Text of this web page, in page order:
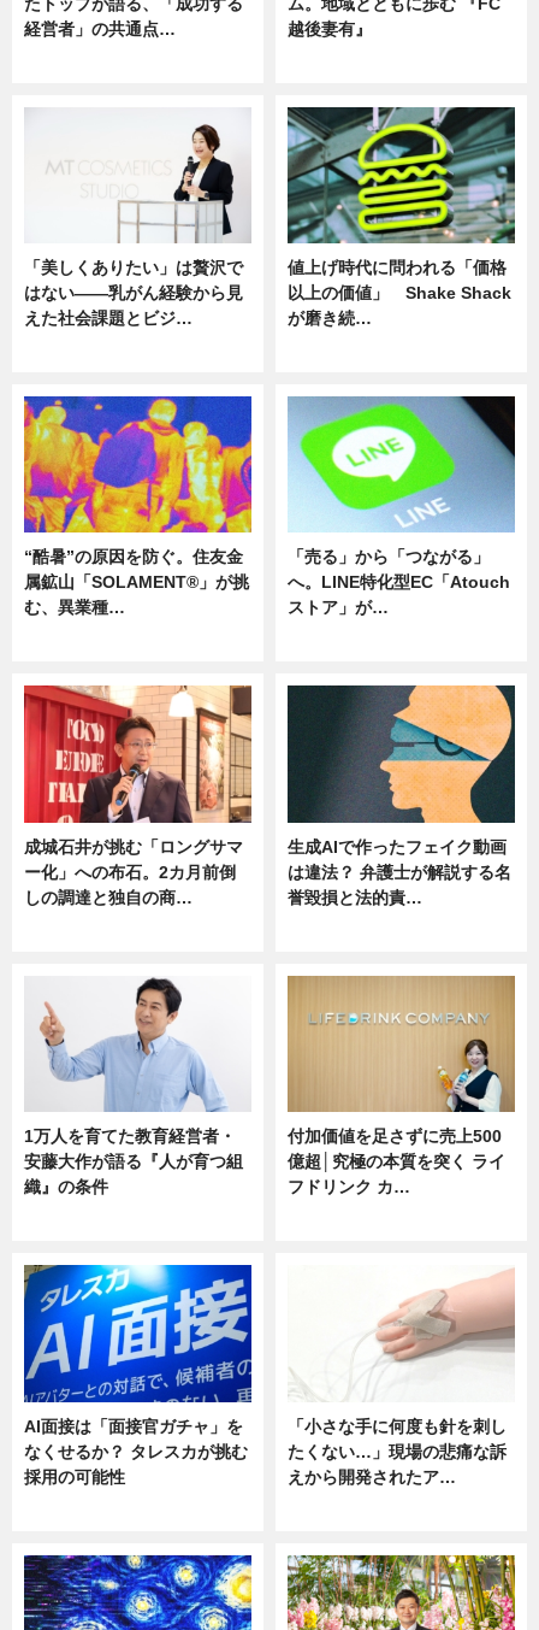
経営者」の共通点…
越後妻有』
「美しくありたい」は贅沢で
はない――乳がん経験から見
えた社会課題とビジ…
値上げ時代に問われる「価格
以上の価値」 Shake Shack
が磨き続…
“酷暑”の原因を防ぐ。住友金
属鉱山「SOLAMENT®」が挑
む、異業種…
「売る」から「つながる」
へ。LINE特化型EC「Atouch
ストア」が…
成城石井が挑む「ロングサマ
ー化」への布石。2カ月前倒
しの調達と独自の商…
生成AIで作ったフェイク動画
は違法？ 弁護士が解説する名
誉毀損と法的責…
1万人を育てた教育経営者・
安藤大作が語る『人が育つ組
織』の条件
付加価値を足さずに売上500
億超│究極の本質を突く ライ
フドリンク カ…
AI面接は「面接官ガチャ」を
なくせるか？ タレスカが挑む
採用の可能性
「小さな手に何度も針を刺し
たくない…」現場の悲痛な訴
えから開発されたア…